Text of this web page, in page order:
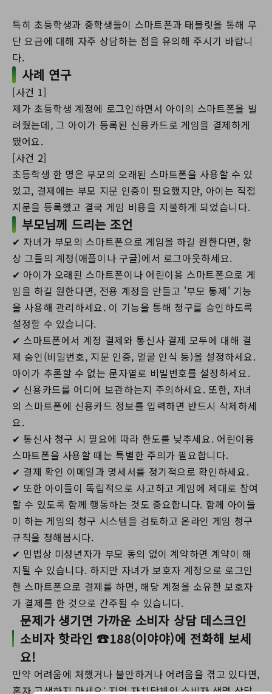
특히 초등학생과 중학생들이 스마트폰과 태블릿을 통해 무
단 요금에 대해 자주 상담하는 점을 유의해 주시기 바랍니
다.
사례 연구
[사건 1]
제가 초등학생 계정에 로그인하면서 아이의 스마트폰을 빌
려줬는데, 그 아이가 등록된 신용카드로 게임을 결제하게
됐어요.
[사건 2]
초등학생 한 명은 부모의 오래된 스마트폰을 사용할 수 있
었고, 결제에는 부모 지문 인증이 필요했지만, 아이는 직접
지문을 등록했고 결국 게임 비용을 지불하게 되었습니다.
부모님께 드리는 조언
✔ 자녀가 부모의 스마트폰으로 게임을 하길 원한다면, 항
상 그들의 계정(애플이나 구글)에서 로그아웃하세요.
✔ 아이가 오래된 스마트폰이나 어린이용 스마트폰으로 게
임을 하길 원한다면, 전용 계정을 만들고 '부모 통제' 기능
을 사용해 관리하세요. 이 기능을 통해 청구를 승인하도록
설정할 수 있습니다.
✔ 스마트폰에서 계정 결제와 통신사 결제 모두에 대해 결
제 승인(비밀번호, 지문 인증, 얼굴 인식 등)을 설정하세요.
아이가 추론할 수 없는 문자열로 비밀번호를 설정하세요.
✔ 신용카드를 어디에 보관하는지 주의하세요. 또한, 자녀
의 스마트폰에 신용카드 정보를 입력하면 반드시 삭제하세
요.
✔ 통신사 청구 시 필요에 따라 한도를 낮추세요. 어린이용
스마트폰을 사용할 때는 특별한 주의가 필요합니다.
✔ 결제 확인 이메일과 명세서를 정기적으로 확인하세요.
✔ 또한 아이들이 독립적으로 사고하고 게임에 제대로 참여
할 수 있도록 함께 행동하는 것도 중요합니다. 함께 아이들
이 하는 게임의 청구 시스템을 검토하고 온라인 게임 청구
규칙을 정해봅시다.
✔ 민법상 미성년자가 부모 동의 없이 계약하면 계약이 해
지될 수 있습니다. 하지만 자녀가 보호자 계정으로 로그인
한 스마트폰으로 결제를 하면, 해당 계정을 소유한 보호자
가 결제를 한 것으로 간주될 수 있습니다.
문제가 생기면 가까운 소비자 상담 데스크인
소비자 핫라인 ☎188(이야야)에 전화해 보세
요!
만약 어려움에 처했거나 불안하거나 어려움을 겪고 있다면,
혼자 고생하지 마세요; 지역 자치단체의 소비자 생명 상담